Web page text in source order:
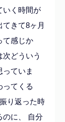
いく時間が
きて8ヶ月
て感じか
どういう
ていま
ってくる
り返った時
のに、 自分